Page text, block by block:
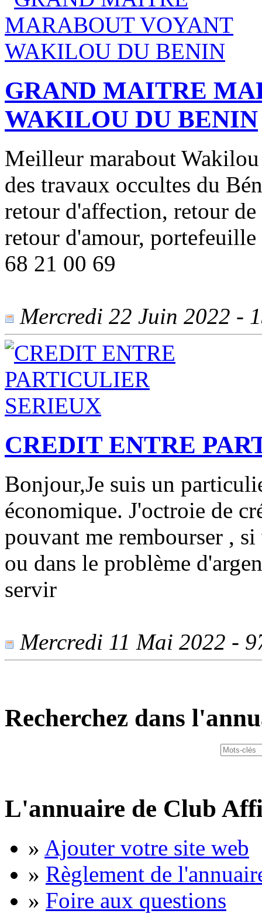
GRAND MAITRE
WAKILOU DU BENIN
Meilleur marabout
des travaux occultes du
retour d'affection, retour
retour d'amour,
68 21 00 69
Mercredi 22 Juin 2022 -
CREDIT ENTRE
Bonjour,Je suis un
économique. J'octroie de
pouvant me rembourser ,
ou dans le problème
servir
Mercredi 11 Mai 2022 -
Recherchez dans
L'annuaire de Club
» Ajouter votre site web
» Règlement de
» Foire aux questions